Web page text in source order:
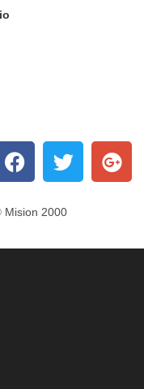
Mision 2000